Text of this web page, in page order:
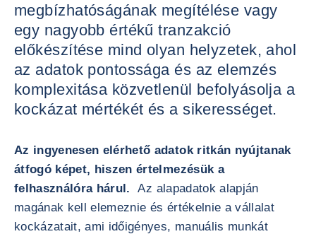
megbízhatóságának megítélése vagy
egy nagyobb értékű tranzakció
előkészítése mind olyan helyzetek, ahol
az adatok pontossága és az elemzés
komplexitása közvetlenül befolyásolja a
kockázat mértékét és a sikerességet.
Az ingyenesen elérhető adatok ritkán nyújtanak
átfogó képet, hiszen értelmezésük a
felhasználóra hárul.Az alapadatok alapján
magának kell elemeznie és értékelnie a vállalat
kockázatait, ami időigényes, manuális munkát